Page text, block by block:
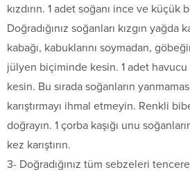
kızdırın. 1 adet soğanı ince ve küçük
Doğradığınız soğanları kızgın yağda
kabağı, kabuklarını soymadan,
jülyen biçiminde kesin. 1 adet
kesin. Bu sırada soğanların
karıştırmayı ihmal etmeyin. Renkli
doğrayın. 1 çorba kaşığı unu
kez karıştırın.
3- Doğradığınız tüm sebzeleri